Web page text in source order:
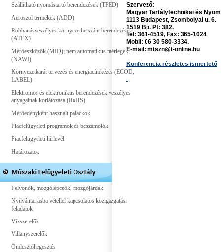
Szállítható nyomástartó berendezések (TPED)
Aeroszol termékek (ADD)
Robbanásveszélyes környezetbe szánt berendezések
(ATEX)
Mérőeszközök (MID); nem automatikus mérlegek
(NAWI)
Környezetbarát tervezés és energiacímkézés (ECOD,
LABEL)
Elektromos és elektronikus berendezések veszélyes
anyagainak korlátozása (RoHS)
Mérőedényként használt palackok
Piacfelügyeleti programok és beszámolók
Piacfelügyeleti hírlevél
Határozatok
Felvonók, mozgólépcsők, mozgójárdák
Nyilvántartásba vétellel kapcsolatos közigazgatási
feladatok
Vízszerelők
Villanyszerelők
Ömlesztőhegesztés
Szervező:
Magyar Tartálytechnikai és
1113 Budapest, Zsombolyai u. 6.
1519 Bp. Pf: 382.
Tel: 361-4519, Fax: 365-1024
Mobil: 06 30 580-3334.
E-mail: mtszn@t-online.hu
Konferencia részletes ismertető